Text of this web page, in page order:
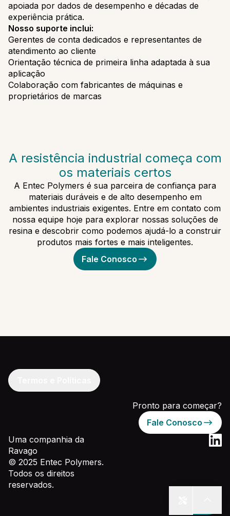
apoiada por dados de desempenho e décadas de
experiência prática.
Nosso suporte inclui:
Gerentes de conta dedicados e representantes de
atendimento ao cliente
Orientação técnica de primeira linha adaptada à sua
aplicação
Colaboração com fabricantes de máquinas e
proprietários de marcas
A resistência industrial começa com
os materiais certos
A Entec Polymers é sua parceira de confiança para
materiais duráveis e de alto desempenho em
ambientes industriais exigentes. Entre em contato com
nossa equipe hoje para explorar nossas soluções de
resina e descobrir como podemos ajudá-lo a construir
produtos mais fortes e mais inteligentes.
Fale Conosco
Pronto para começar?
Fale Conosco
Uma companhia da
Ravago
© 2025 Entec Polymers.
Todos os direitos
reservados.